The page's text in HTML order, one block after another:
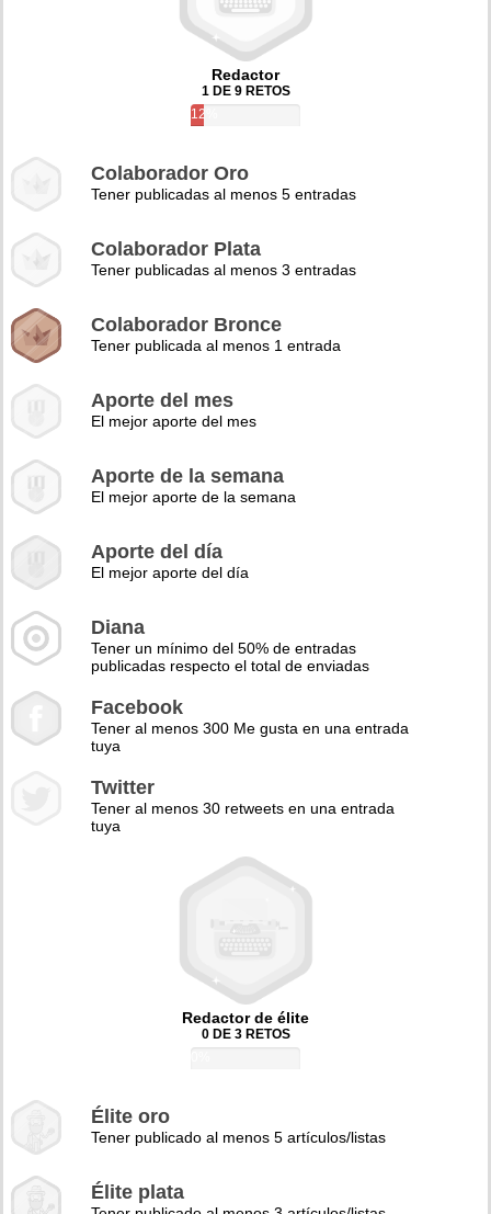
Redactor
1 DE 9 RETOS
12%
Colaborador Oro
Tener publicadas al menos 5 entradas
Colaborador Plata
Tener publicadas al menos 3 entradas
Colaborador Bronce
Tener publicada al menos 1 entrada
Aporte del mes
El mejor aporte del mes
Aporte de la semana
El mejor aporte de la semana
Aporte del día
El mejor aporte del día
Diana
Tener un mínimo del 50% de entradas
publicadas respecto el total de enviadas
Facebook
Tener al menos 300 Me gusta en una entrada
tuya
Twitter
Tener al menos 30 retweets en una entrada
tuya
Redactor de élite
0 DE 3 RETOS
Élite oro
Tener publicado al menos 5 artículos/listas
Élite plata